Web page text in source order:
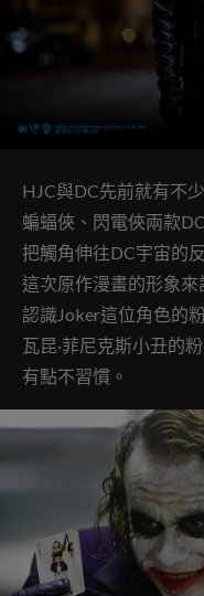
HJC與DC先前就有不
蝙蝠俠、閃電俠兩款
把觸角伸往DC宇宙的
這次原作漫畫的形象
認識Joker這位角色的
瓦昆·菲尼克斯小丑的
有點不習慣。